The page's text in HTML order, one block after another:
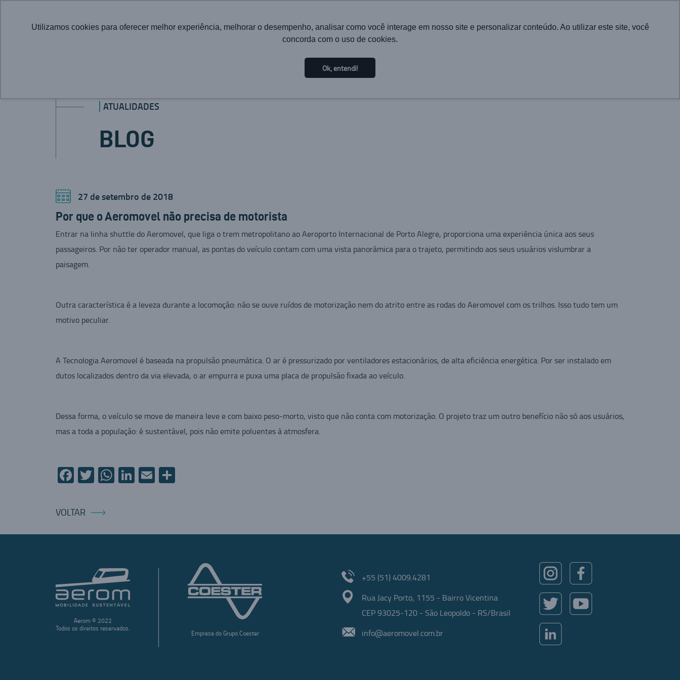
Utilizamos cookies para oferecer melhor experiência, melhorar o desempenho, analisar como você interage em nosso site e personalizar conteúdo. Ao utilizar este site, você
concorda com o uso de cookies.
Ok, entendi!
INSTITUCIONAL TECNOLOGIA
ATUALIDADES
BLOG
27 de setembro de 2018
Por que o Aeromovel não precisa de motorista
Entrar na linha shuttle do Aeromovel, que liga o trem metropolitano ao Aeroporto Internacional de Porto Alegre, proporciona uma experiência única aos seus
passageiros. Por não ter operador manual, as pontas do veículo contam com uma vista panorâmica para o trajeto, permitindo aos seus usuários vislumbrar a
paisagem.
Outra característica é a leveza durante a locomoção: não se ouve ruídos de motorização nem do atrito entre as rodas do Aeromovel com os trilhos. Isso tudo tem um
motivo peculiar.
A Tecnologia Aeromovel é baseada na propulsão pneumática. O ar é pressurizado por ventiladores estacionários, de alta eficiência energética. Por ser instalado em
dutos localizados dentro da via elevada, o ar empurra e puxa uma placa de propulsão fixada ao veículo.
Dessa forma, o veículo se move de maneira leve e com baixo peso-morto, visto que não conta com motorização. O projeto traz um outro benefício não só aos usuários,
mas a toda a população: é sustentável, pois não emite poluentes à atmosfera.
Facebook
Twitter
WhatsApp
LinkedIn
EmailCompartilhar
VOLTAR
Aerom © 2022
Todos os direitos reservados.
Empresa do Grupo Coester
+55 (51) 4009.4281
Rua Jacy Porto, 1155 - Bairro Vicentina
CEP 93025-120 - São Leopoldo - RS/Brasil
info@aeromovel.com.br